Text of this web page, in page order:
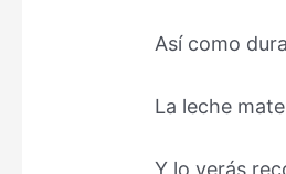
Así como
La leche
Y lo verás